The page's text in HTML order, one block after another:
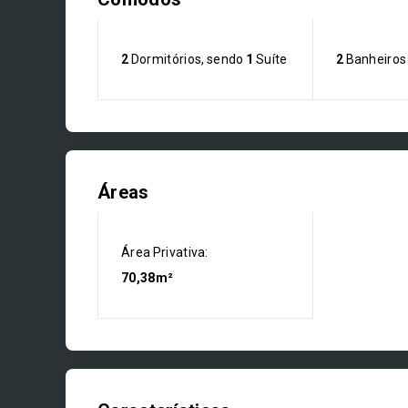
2 Dormitórios, sendo 1 Suíte 2Banheiros
Áreas
Área Privativa:
70,38m²